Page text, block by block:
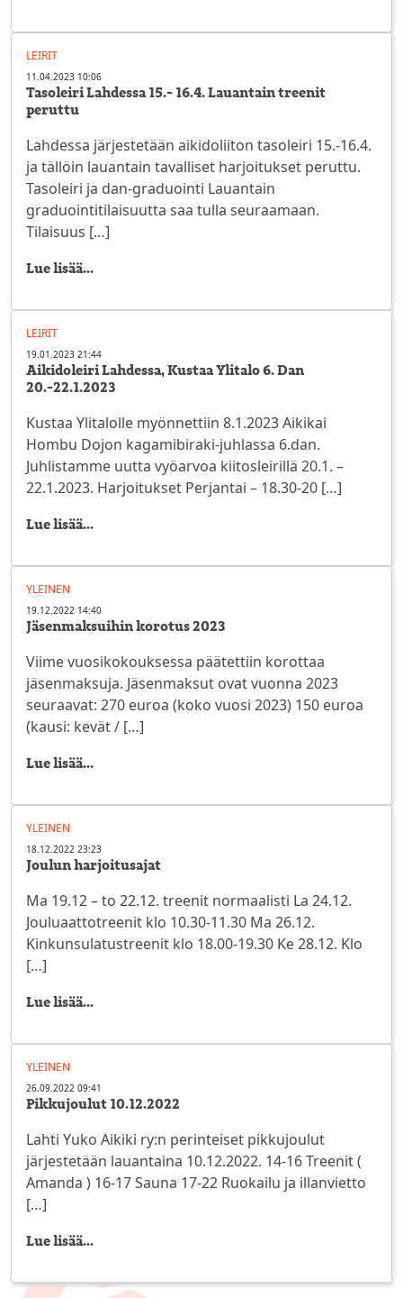
LEIRIT
11.04.2023 10:06
Tasoleiri Lahdessa 15.- 16.4. Lauantain treenit
peruttu
Lahdessa järjestetään aikidoliiton tasoleiri 15.-16.4.
ja tällöin lauantain tavalliset harjoitukset peruttu.
Tasoleiri ja dan-graduointi Lauantain
graduointitilaisuutta saa tulla seuraamaan.
Tilaisuus […]
Lue lisää...
LEIRIT
19.01.2023 21:44
Aikidoleiri Lahdessa, Kustaa Ylitalo 6. Dan
20.-22.1.2023
Kustaa Ylitalolle myönnettiin 8.1.2023 Aikikai
Hombu Dojon kagamibiraki-juhlassa 6.dan.
Juhlistamme uutta vyöarvoa kiitosleirillä 20.1. –
22.1.2023. Harjoitukset Perjantai – 18.30-20 […]
Lue lisää...
YLEINEN
19.12.2022 14:40
Jäsenmaksuihin korotus 2023
Viime vuosikokouksessa päätettiin korottaa
jäsenmaksuja. Jäsenmaksut ovat vuonna 2023
seuraavat: 270 euroa (koko vuosi 2023) 150 euroa
(kausi: kevät / […]
Lue lisää...
YLEINEN
18.12.2022 23:23
Joulun harjoitusajat
Ma 19.12 – to 22.12. treenit normaalisti La 24.12.
Jouluaattotreenit klo 10.30-11.30 Ma 26.12.
Kinkunsulatustreenit klo 18.00-19.30 Ke 28.12. Klo
[…]
Lue lisää...
YLEINEN
26.09.2022 09:41
Pikkujoulut 10.12.2022
Lahti Yuko Aikiki ry:n perinteiset pikkujoulut
järjestetään lauantaina 10.12.2022. 14-16 Treenit (
Amanda ) 16-17 Sauna 17-22 Ruokailu ja illanvietto
[…]
Lue lisää...